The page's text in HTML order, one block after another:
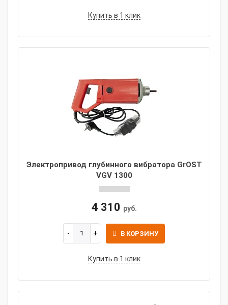
Купить в 1 клик
Электропривод глубинного вибратора GrOST
VGV 1300
4 310 руб.
В КОРЗИНУ
Купить в 1 клик